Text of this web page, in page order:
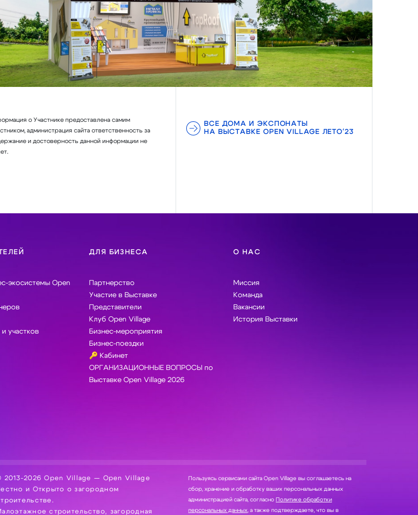
о Участнике предоставлена самим
администрация сайта ответственность за
и достоверность данной информации не
ВСЕ ДОМА И ЭКСПОНАТЫ
НА ВЫСТАВКЕ OPEN VILLAGE ЛЕТО'23
экосистемы Open
участков
ДЛЯ БИЗНЕСА
Партнерство
Участие в Выставке
Представители
Клуб Open Village
Бизнес-мероприятия
Бизнес-поездки
🔑 Кабинет
ОРГАНИЗАЦИОННЫЕ ВОПРОСЫ по
Выставке Open Village 2026
О НАС
Миссия
Команда
Вакансии
История Выставки
2013-2026 Open Village — Open Village
и Открыто о загородном
строительство, загородная
Пользуясь сервисами сайта Open Village вы соглашаетесь на
сбор, хранение и обработку ваших персональных данных
администрацией сайта, согласно Политике обработки
персональных данных, а также подтверждаете, что вы в